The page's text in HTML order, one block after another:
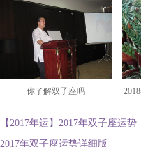
你了解双子座吗
【2017年运】2017年双子座运势
2017年双子座运势详细版